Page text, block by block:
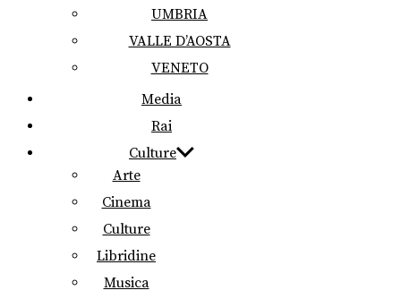
UMBRIA
VALLE D’AOSTA
VENETO
Media
Rai
Culture
Arte
Cinema
Culture
Libridine
Musica